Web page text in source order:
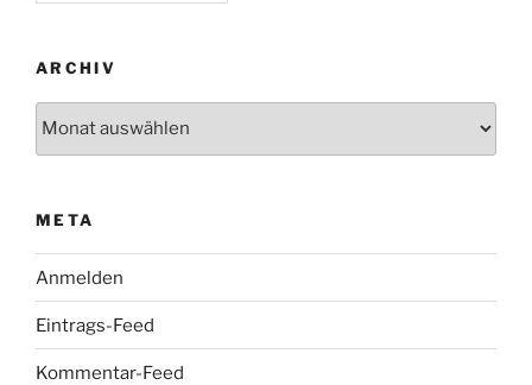
ARCHIV
META
Anmelden
Eintrags-Feed
Kommentar-Feed